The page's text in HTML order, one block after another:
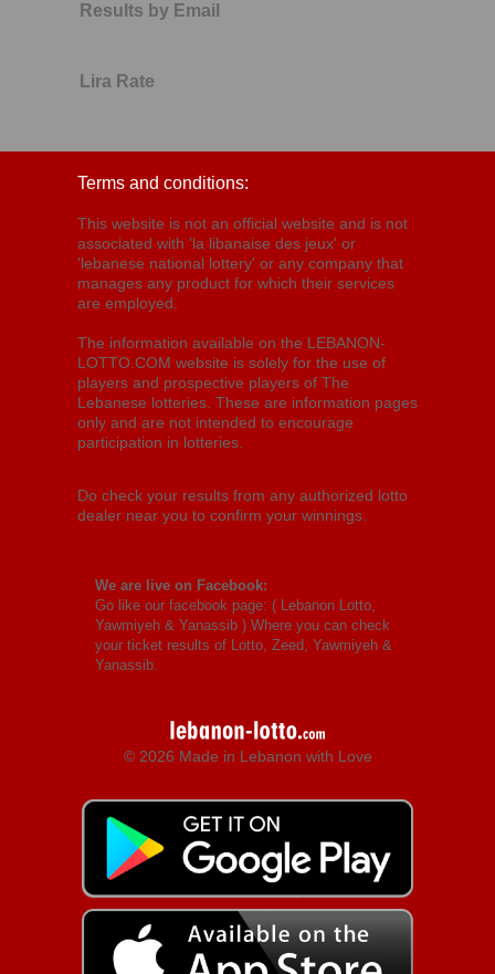
Results by Email
Lira Rate
Terms and conditions:
This website is not an official website and is not
associated with 'la libanaise des jeux' or
'lebanese national lottery' or any company that
manages any product for which their services
are employed.
The information available on the LEBANON-
LOTTO.COM website is solely for the use of
players and prospective players of The
Lebanese lotteries. These are information pages
only and are not intended to encourage
participation in lotteries.
Do check your results from any authorized lotto
dealer near you to confirm your winnings.
We are live on Facebook:
Go like our facebook page: ( Lebanon Lotto,
Yawmiyeh & Yanassib ) Where you can check
your ticket results of Lotto, Zeed, Yawmiyeh &
Yanassib.
© 2026 Made in Lebanon with Love